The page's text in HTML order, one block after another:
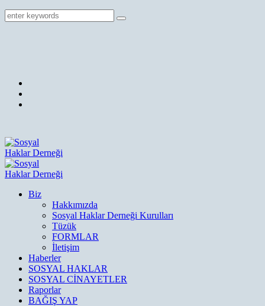
Biz
Hakkımızda
Sosyal Haklar Derneği Kurulları
Tüzük
FORMLAR
İletişim
Haberler
SOSYAL HAKLAR
SOSYAL CİNAYETLER
Raporlar
BAĞIŞ YAP